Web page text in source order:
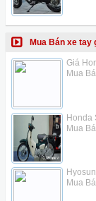
Mua Bán xe tay
Giá
Mua
Honda
Mua
Mua